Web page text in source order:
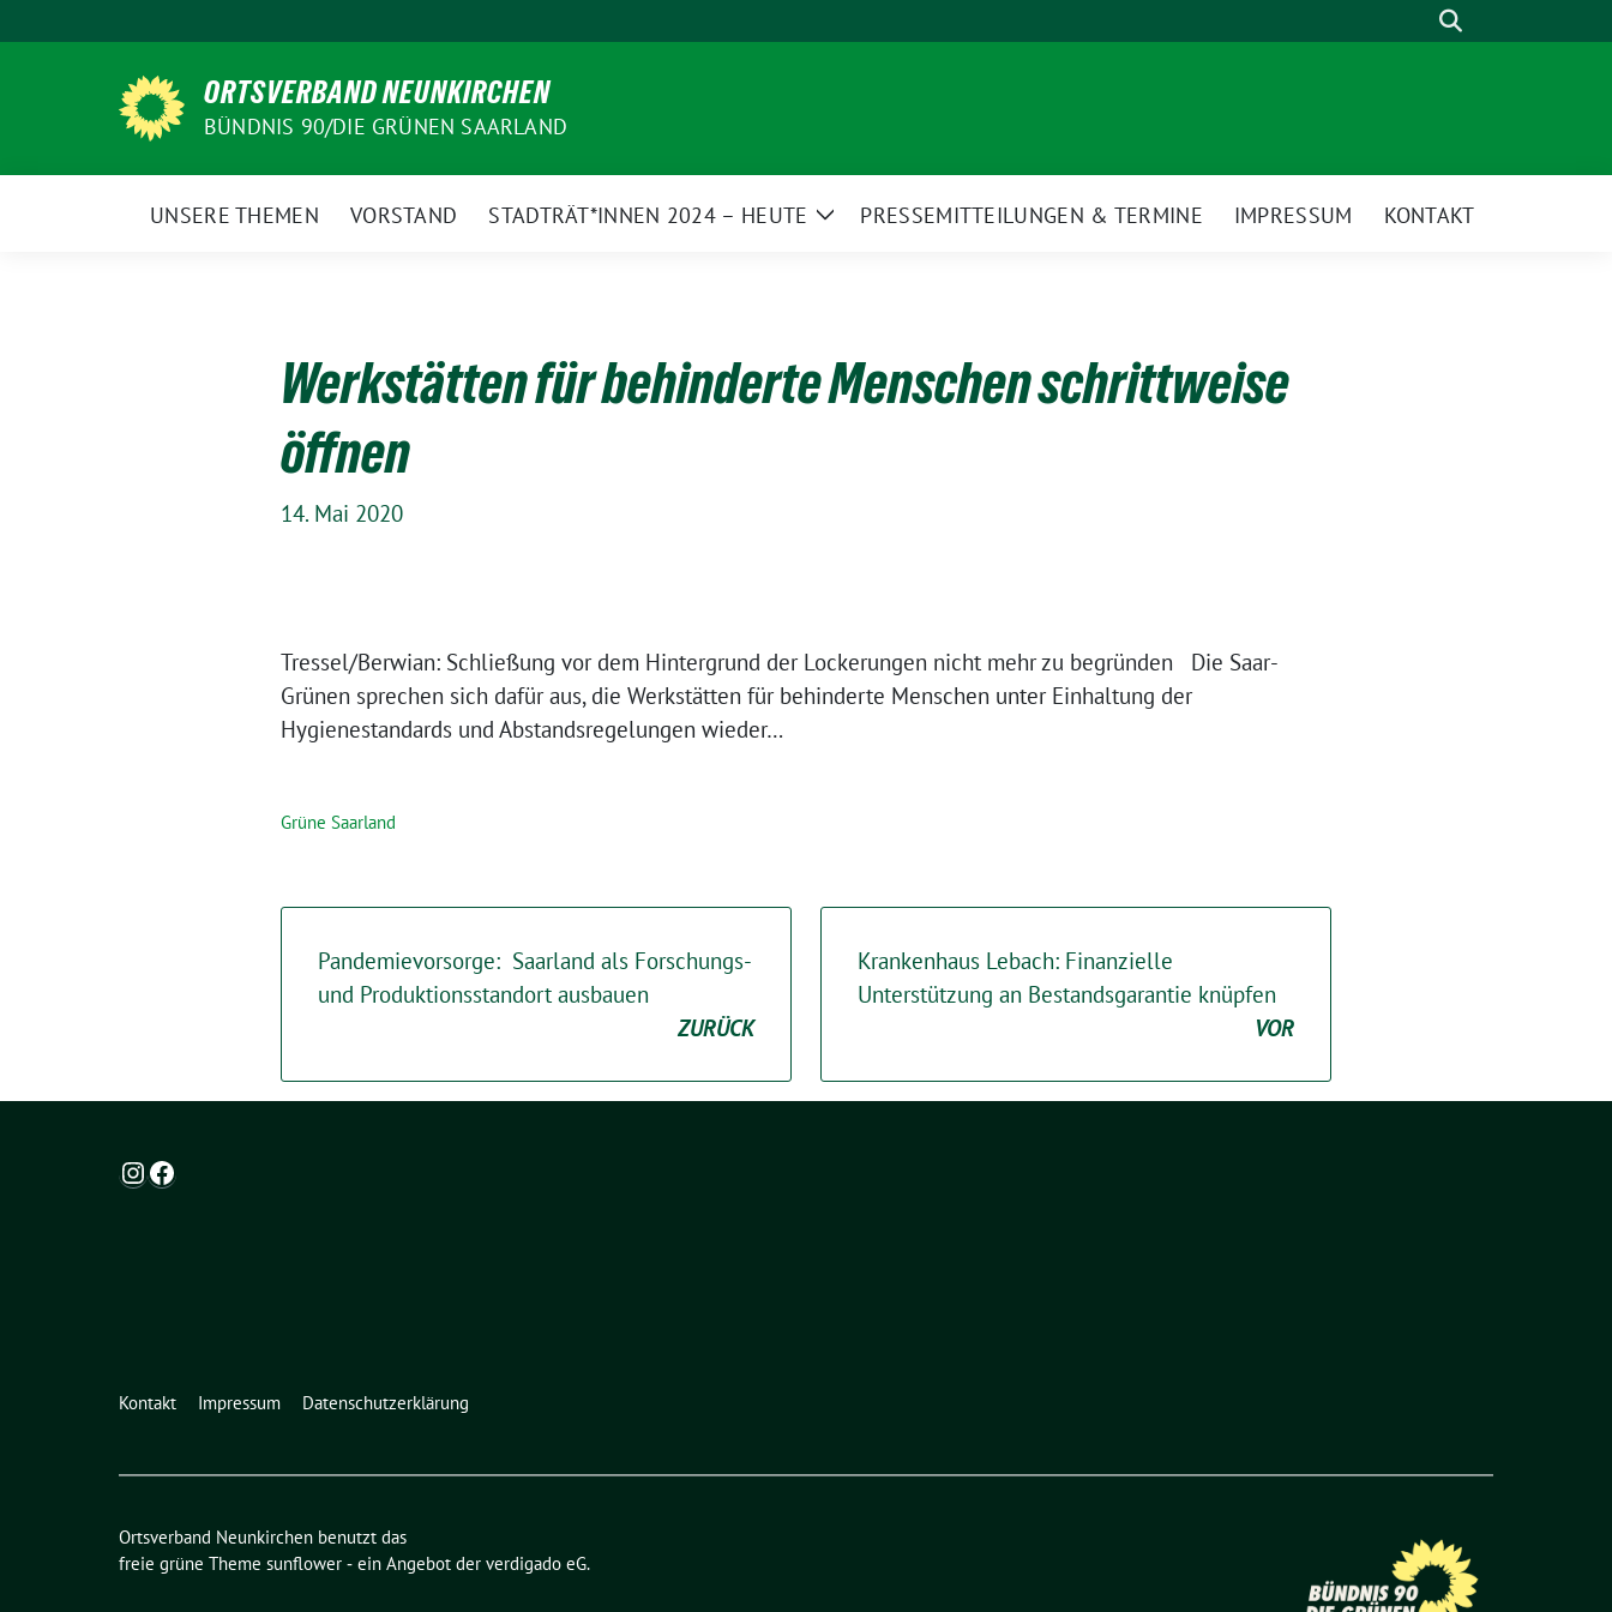
zum
Suche
ORTSVERBAND NEUNKIRCHEN
BÜNDNIS 90/DIE GRÜNEN SAARLAND
UNSERE THEMEN VORSTAND STADTRÄT*INNEN 2024 – HEUTE
ZeigePRESSEMITTEILUNGEN & TERMINE IMPRESSUM KONTAKT
Werkstätten für behinderte Menschen schrittweise
öffnen
14. Mai 2020
Tressel/Berwian: Schließung vor dem Hintergrund der Lockerungen nicht mehr zu begründen Die Saar-
Grünen sprechen sich dafür aus, die Werkstätten für behinderte Menschen unter Einhaltung der
Hygienestandards und Abstandsregelungen wieder…
Grüne Saarland
Pandemievorsorge: Saarland als Forschungs-
und Produktionsstandort ausbauen
ZURÜCK
Krankenhaus Lebach: Finanzielle
Unterstützung an Bestandsgarantie knüpfen
VOR
Instagram
Facebook
Kontakt Impressum Datenschutzerklärung
Ortsverband Neunkirchen benutzt das
freie grüne Theme sunflower ‐ ein Angebot der verdigado eG.